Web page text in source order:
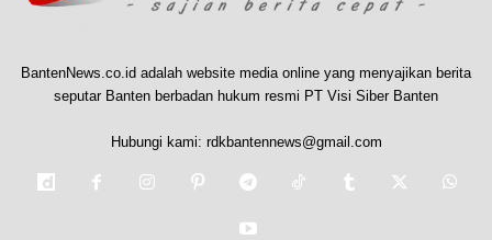
BantenNews.co.id adalah website media online yang menyajikan berita
seputar Banten berbadan hukum resmi PT Visi Siber Banten
Hubungi kami: rdkbantennews@gmail.com